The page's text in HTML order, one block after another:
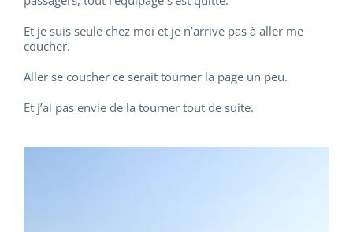
Et je suis seule chez moi et je n’arrive pas à aller me
coucher.
Aller se coucher ce serait tourner la page un peu.
Et j’ai pas envie de la tourner tout de suite.